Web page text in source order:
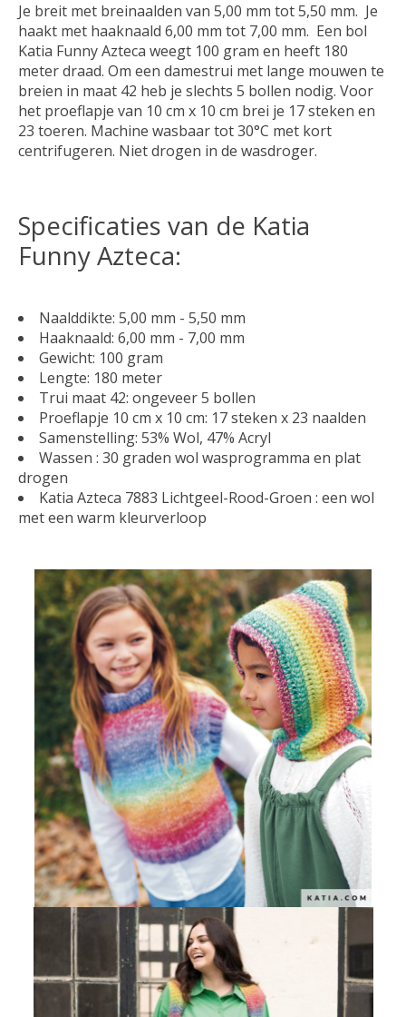
Je breit met breinaalden van 5,00 mm tot 5,50 mm. Je
haakt met haaknaald 6,00 mm tot 7,00 mm. Een bol
Katia Funny Azteca weegt 100 gram en heeft 180
meter draad. Om een damestrui met lange mouwen te
breien in maat 42 heb je slechts 5 bollen nodig. Voor
het proeflapje van 10 cm x 10 cm brei je 17 steken en
23 toeren. Machine wasbaar tot 30°C met kort
centrifugeren. Niet drogen in de wasdroger.
Specificaties van de Katia
Funny Azteca:
Naalddikte: 5,00 mm - 5,50 mm
Haaknaald: 6,00 mm - 7,00 mm
Gewicht: 100 gram
Lengte: 180 meter
Trui maat 42: ongeveer 5 bollen
Proeflapje 10 cm x 10 cm: 17 steken x 23 naalden
Samenstelling: 53% Wol, 47% Acryl
Wassen : 30 graden wol wasprogramma en plat
drogen
Katia Azteca 7883 Lichtgeel-Rood-Groen : een wol
met een warm kleurverloop